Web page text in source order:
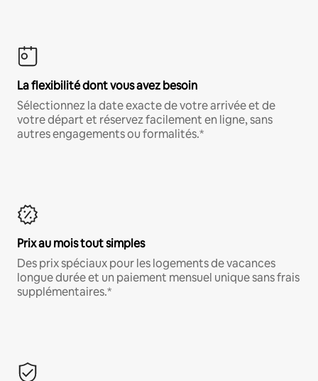
La flexibilité dont vous avez besoin
Sélectionnez la date exacte de votre arrivée et de
votre départ et réservez facilement en ligne, sans
autres engagements ou formalités.*
Prix au mois tout simples
Des prix spéciaux pour les logements de vacances
longue durée et un paiement mensuel unique sans frais
supplémentaires.*